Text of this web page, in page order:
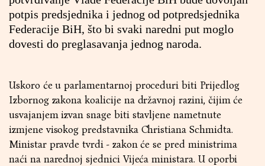
potpis predsjednika i jednog od potpredsjednika
Federacije BiH, što bi svaki naredni put moglo
dovesti do preglasavanja jednog naroda.
Uskoro će u parlamentarnoj proceduri biti Prijedlog
Izbornog zakona koalicije na državnoj razini, čijim će
usvajanjem izvan snage biti stavljene nametnute
izmjene visokog predstavnika Christiana Schmidta.
Ministar pravde tvrdi - zakon će se pred ministrima
naći na narednoj sjednici Vijeća ministara. U oporbi